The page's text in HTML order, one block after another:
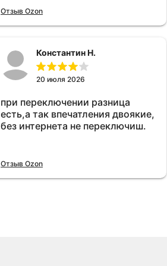
Отзыв Ozon
Константин Н.
20 июля 2026
при переключении разница
есть,а так впечатления двоякие,
без интернета не переключиш.
Отзыв Ozon